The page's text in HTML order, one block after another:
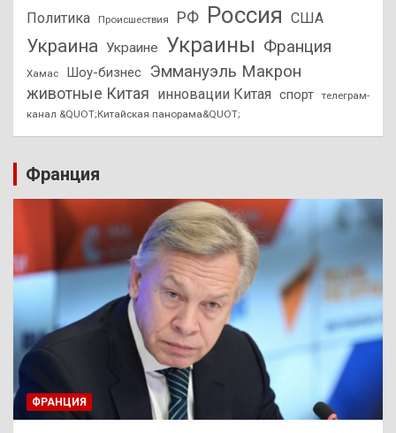
Политика Происшествия РФ Россия США
Украина Украине Украины Франция
Хамас Шоу-бизнес Эммануэль Макрон
животные Китая инновации Китая спорт
телеграм-
канал &QUOT;Китайская панорама&QUOT;
Франция
ФРАНЦИЯ